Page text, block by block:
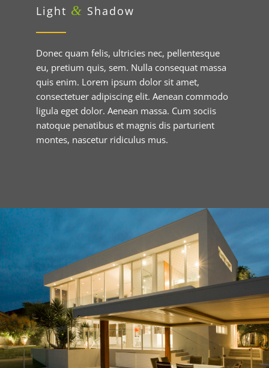
Light & Shadow
Donec quam felis, ultricies nec, pellentesque
eu, pretium quis, sem. Nulla consequat massa
quis enim. Lorem ipsum dolor sit amet,
consectetuer adipiscing elit. Aenean commodo
ligula eget dolor. Aenean massa. Cum sociis
natoque penatibus et magnis dis parturient
montes, nascetur ridiculus mus.